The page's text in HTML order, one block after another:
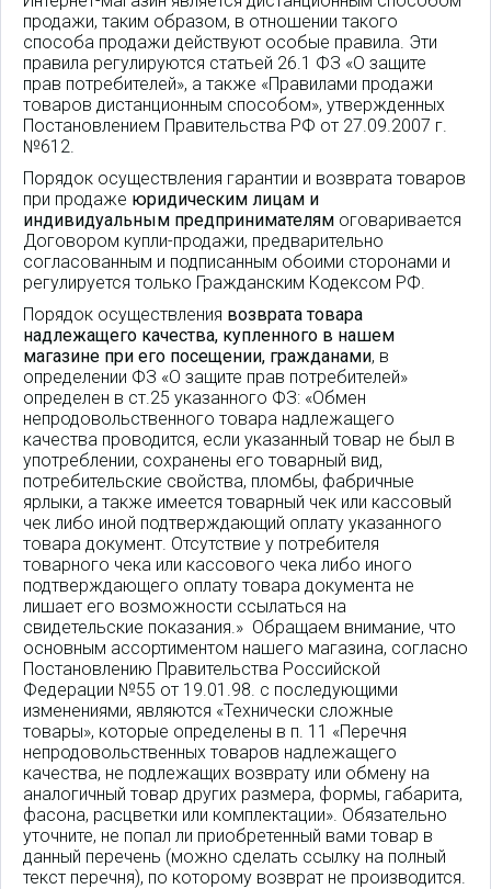
продажи, таким образом, в отношении такого
способа продажи действуют особые правила. Эти
правила регулируются статьей 26.1 ФЗ «О защите
прав потребителей», а также «Правилами продажи
товаров дистанционным способом», утвержденных
Постановлением Правительства РФ от 27.09.2007 г.
№612.
Порядок осуществления гарантии и возврата товаров
при продаже юридическим лицам и
индивидуальным предпринимателям оговаривается
Договором купли-продажи, предварительно
согласованным и подписанным обоими сторонами и
регулируется только Гражданским Кодексом РФ.
Порядок осуществления возврата товара
надлежащего качества, купленного в нашем
магазине при его посещении, гражданами, в
определении ФЗ «О защите прав потребителей»
определен в ст.25 указанного ФЗ: «Обмен
непродовольственного товара надлежащего
качества проводится, если указанный товар не был в
употреблении, сохранены его товарный вид,
потребительские свойства, пломбы, фабричные
ярлыки, а также имеется товарный чек или кассовый
чек либо иной подтверждающий оплату указанного
товара документ. Отсутствие у потребителя
товарного чека или кассового чека либо иного
подтверждающего оплату товара документа не
лишает его возможности ссылаться на
свидетельские показания.» Обращаем внимание, что
основным ассортиментом нашего магазина, согласно
Постановлению Правительства Российской
Федерации №55 от 19.01.98. с последующими
изменениями, являются «Технически сложные
товары», которые определены в п. 11 «Перечня
непродовольственных товаров надлежащего
качества, не подлежащих возврату или обмену на
аналогичный товар других размера, формы, габарита,
фасона, расцветки или комплектации». Обязательно
уточните, не попал ли приобретенный вами товар в
данный перечень (можно сделать ссылку на полный
текст перечня), по которому возврат не производится.